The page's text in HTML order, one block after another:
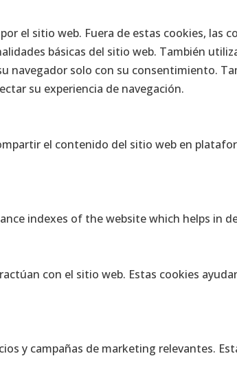
el sitio web. Fuera de estas cookies, las
básicas del sitio web. También
navegador solo con su consentimiento.
su experiencia de navegación.
el contenido del sitio web en
indexes of the website which helps in
con el sitio web. Estas cookies
y campañas de marketing relevantes.